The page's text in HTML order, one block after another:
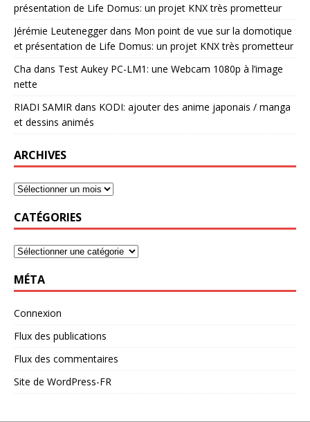
présentation de Life Domus: un projet KNX très prometteur
Jérémie Leuteneggerdans Mon point de vue sur la domotique
et présentation de Life Domus: un projet KNX très prometteur
Cha dans Test Aukey PC-LM1: une Webcam 1080p à l’image
nette
RIADI SAMIR dans KODI: ajouter des anime japonais / manga
et dessins animés
ARCHIVES
CATÉGORIES
MÉTA
Connexion
Flux des publications
Flux des commentaires
Site de WordPress-FR